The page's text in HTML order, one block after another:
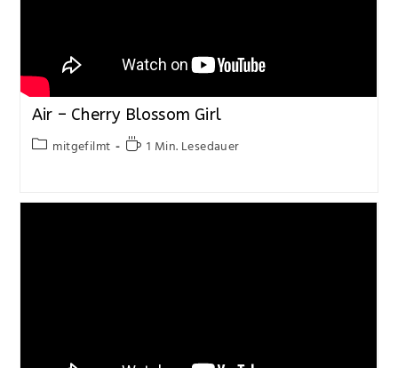
Air – Cherry Blossom Girl
mitgefilmt 1 Min. Lesedauer